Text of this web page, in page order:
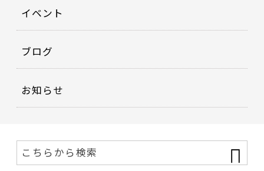
イベント
ブログ
お知らせ